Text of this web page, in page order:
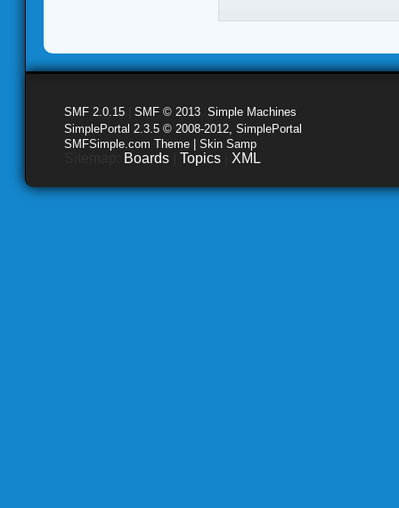
SMF 2.0.15 SMF © 2013 Simple Machines
SimplePortal 2.3.5 © 2008-2012, SimplePortal
SMFSimple.com Theme | Skin Samp
Boards Topics XML